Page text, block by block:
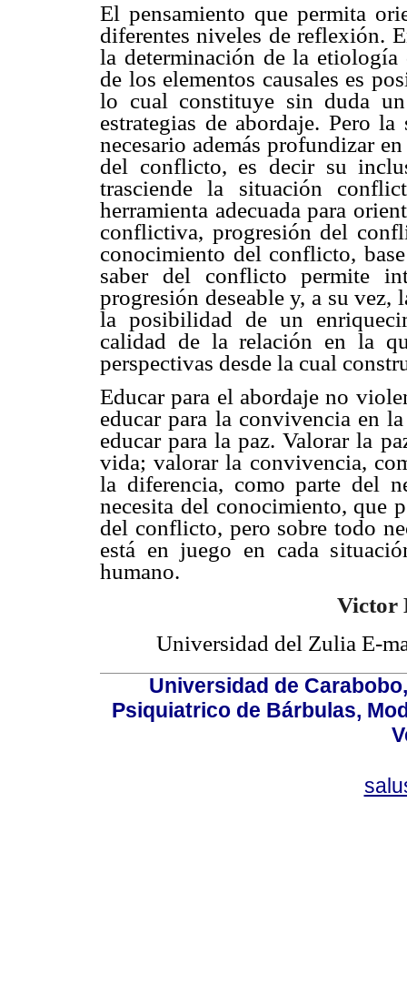
El pensamiento que permita
diferentes niveles de reflexión.
la determinación de la
de los elementos causales es
lo cual constituye sin duda
estrategias de abordaje. Pero
necesario además profundizar
del conflicto, es decir su
trasciende la situación
herramienta adecuada para
conflictiva, progresión del
conocimiento del conflicto,
saber del conflicto permite
progresión deseable y, a su vez,
la posibilidad de un
calidad de la relación en la
perspectivas desde la cual
Educar para el abordaje no
educar para la convivencia en
educar para la paz. Valorar la
vida; valorar la convivencia,
la diferencia, como parte del
necesita del conocimiento, que
del conflicto, pero sobre todo
está en juego en cada
humano.
Victor
Universidad del Zulia E-
Universidad de
Psiquiatrico de Bárbulas,